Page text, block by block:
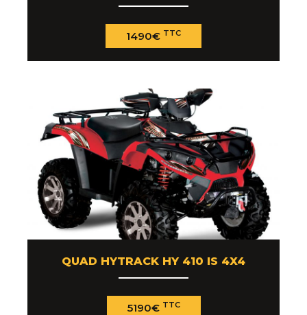
1490€ TTC
QUAD HYTRACK HY 410 IS 4X4
5190€ TTC